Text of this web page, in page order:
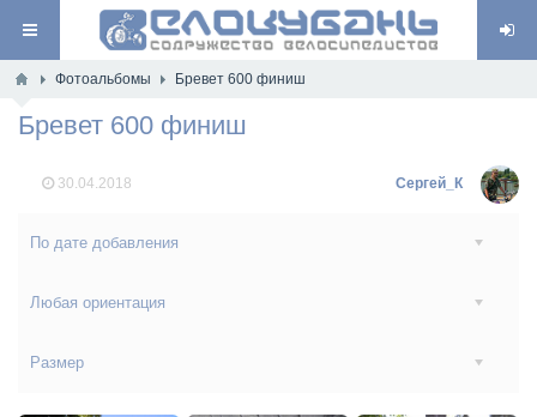
Фотоальбомы Бревет 600 финиш
Бревет 600 финиш
30.04.2018 Сергей_К
По дате добавления
Любая ориентация
Размер